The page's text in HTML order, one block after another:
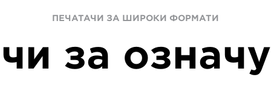
ПЕЧАТАЧИ ЗА ШИРОКИ ФОРМАТИ
за